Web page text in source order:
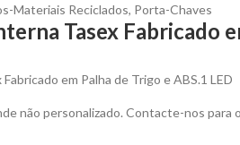
Materiais Reciclados, Porta-Chaves
Tasex Fabricado
em Palha de Trigo e ABS.1 LED
não personalizado. Contacte-nos